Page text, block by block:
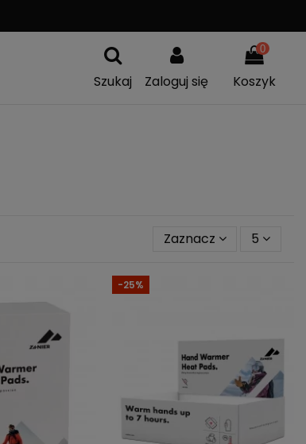
Szukaj
Zaloguj się
0
Koszyk
Zaznacz 5
-25%